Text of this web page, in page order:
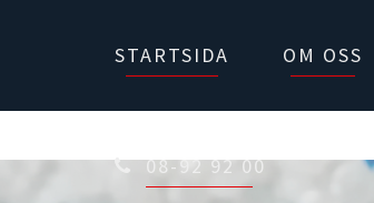
STARTSIDA OM OSS
08-92 92 00